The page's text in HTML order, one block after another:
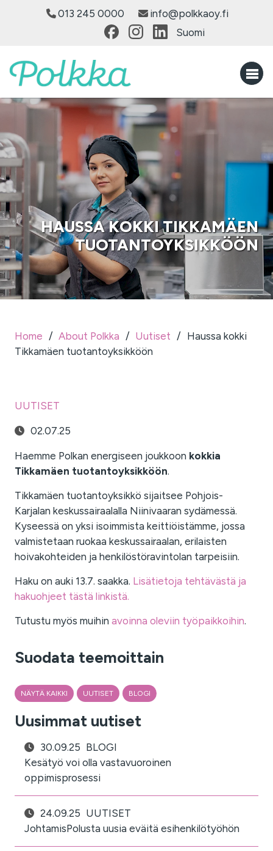
013 245 0000
info@polkkaoy.fi
Suomi
HAUSSA KOKKI TIKKAMÄEN
TUOTANTOYKSIKKÖÖN
Home / About Polkka / Uutiset / Haussa kokki
Tikkamäen tuotantoyksikköön
UUTISET
02.07.25
Haemme Polkan energiseen joukkoon kokkia
Tikkamäen tuotantoyksikköön.
Tikkamäen tuotantoyksikkö sijaitsee Pohjois-
Karjalan keskussairaalalla Niinivaaran sydämessä.
Kyseessä on yksi isoimmista keittiöistämme, jossa
valmistetaan ruokaa keskussairaalan, erilaisten
hoivakohteiden ja henkilöstöravintolan tarpeisiin.
Haku on auki 13.7. saakka. Lisätietoja tehtävästä ja
hakuohjeet tästä linkistä.
Tutustu myös muihin avoinna oleviin työpaikkoihin.
Suodata teemoittain
NÄYTÄ KAIKKI UUTISET BLOGI
Uusimmat uutiset
30.09.25 BLOGI
Kesätyö voi olla vastavuoroinen
oppimisprosessi
24.09.25 UUTISET
JohtamisPolusta uusia eväitä esihenkilötyöhön